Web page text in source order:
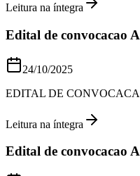
Leitura na íntegra
Edital de convocacao
24/10/2025
EDITAL DE CONVOCACAO
Leitura na íntegra
Edital de convocacao